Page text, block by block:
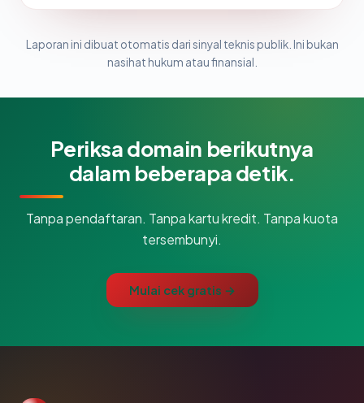
Laporan ini dibuat otomatis dari sinyal teknis publik. Ini bukan
nasihat hukum atau finansial.
Periksa domain berikutnya
dalam beberapa detik.
Tanpa pendaftaran. Tanpa kartu kredit. Tanpa kuota
tersembunyi.
Mulai cek gratis →